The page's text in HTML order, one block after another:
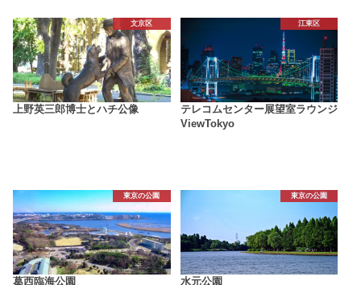
文京区
上野英三郎博士とハチ公像
江東区
テレコムセンター展望室ラウンジ
ViewTokyo
東京の公園
葛西臨海公園
東京の公園
水元公園